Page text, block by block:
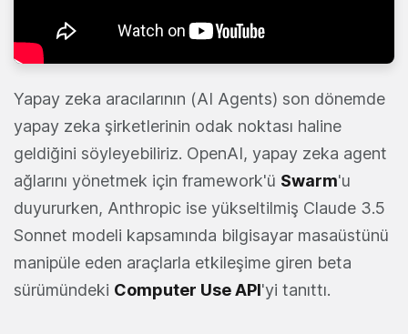
Yapay zeka aracılarının (AI Agents) son dönemde
yapay zeka şirketlerinin odak noktası haline
geldiğini söyleyebiliriz. OpenAI, yapay zeka agent
ağlarını yönetmek için framework'ü Swarm'u
duyururken, Anthropic ise yükseltilmiş Claude 3.5
Sonnet modeli kapsamında bilgisayar masaüstünü
manipüle eden araçlarla etkileşime giren beta
sürümündeki Computer Use API'yi tanıttı.